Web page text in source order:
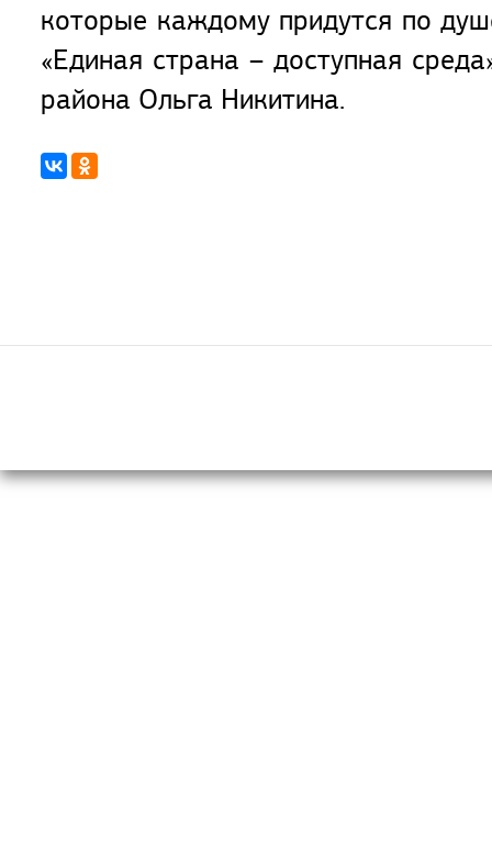
которые каждому придутся по
«Единая страна – доступная
района Ольга Никитина.